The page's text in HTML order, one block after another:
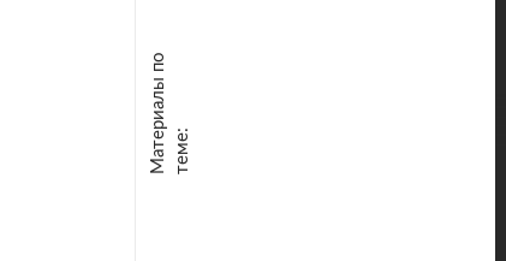
М
а
т е
р
и
а
л
ы
п
о
т
е
м
е :